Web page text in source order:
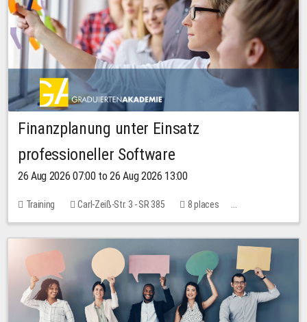
Finanzplanung unter Einsatz
professioneller Software
26 Aug 2026 07:00 to 26 Aug 2026 13:00
Training Carl-Zeiß-Str. 3 - SR 385
8 places
20.00 EUR